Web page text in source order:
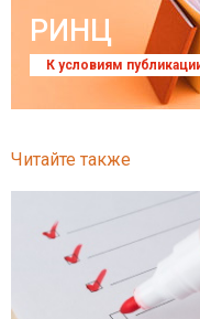
РИНЦ
К условиям
Читайте также